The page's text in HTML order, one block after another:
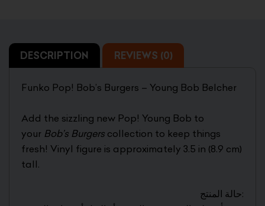
DESCRIPTION REVIEWS (0)
Funko Pop! Bob’s Burgers – Young Bob Belcher
Add the sizzling new Pop! Young Bob to
your Bob’s Burgers collection to keep things
fresh! Vinyl figure is approximately 3.5 in (8.9 cm)
tall.
حالة المنتج: